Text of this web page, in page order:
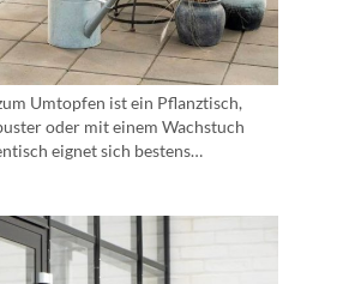
Umtopfen ist ein Pflanztisch,
oder mit einem Wachstuch
eignet sich bestens…